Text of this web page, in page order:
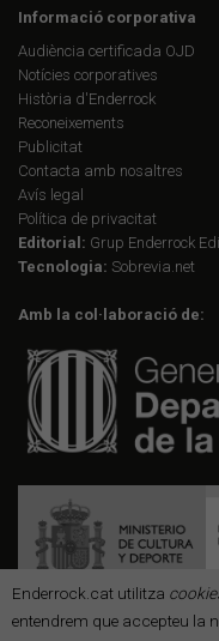
Enderrock.cat utilitza
entendrem que accepteu la
Informació corporativa
Audiència certificada OJD
Notícies corporatives
Història d'Enderrock
Reconeixements
Publicitat
Contacta amb nosaltres
Avís legal
Política de privacitat
Editorial: Grup Enderrock
Tecnologia: Sobrevia.net
Amb la col·laboració de: